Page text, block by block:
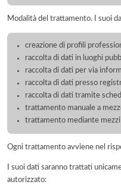
Modalità del trattamento. I suoi
creazione di profili
raccolta di dati in luoghi
raccolta di dati per via
raccolta di dati presso
raccolta di dati tramite
trattamento manuale a
trattamento mediante
Ogni trattamento avviene nel
I suoi dati saranno trattati
autorizzato: